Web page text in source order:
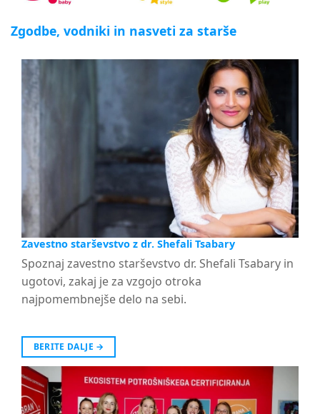
Zgodbe, vodniki in nasveti za starše
Zavestno starševstvo z dr. Shefali Tsabary
Spoznaj zavestno starševstvo dr. Shefali Tsabary in
ugotovi, zakaj je za vzgojo otroka
najpomembnejše delo na sebi.
BERITE DALJE →